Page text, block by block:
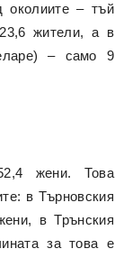
околиите – тъй
жители, а в
– само 9
жени. Това
в Търновския
в Трънския
за това е